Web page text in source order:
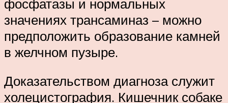
фосфатазы и нормальных
значениях трансаминаз – можно
предположить образование камней
в желчном пузыре.
Доказательством диагноза служит
холецистография. Кишечник собаке